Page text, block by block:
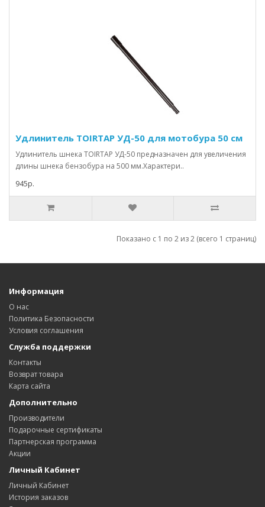
Удлинитель TOIRTAP УД-50 для мотобура 50 см
Удлинитель шнека TOIRTAP УД-50 предназначен для увеличения
длины шнека бензобура на 500 мм.Характери..
945р.
Показано с 1 по 2 из 2 (всего 1 страниц)
Информация
О нас
Политика Безопасности
Условия соглашения
Служба поддержки
Контакты
Возврат товара
Карта сайта
Дополнительно
Производители
Подарочные сертификаты
Партнерская программа
Акции
Личный Кабинет
Личный Кабинет
История заказов